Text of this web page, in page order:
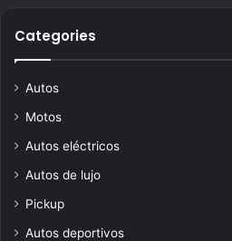
Categories
Autos
Motos
Autos eléctricos
Autos de lujo
Pickup
Autos deportivos